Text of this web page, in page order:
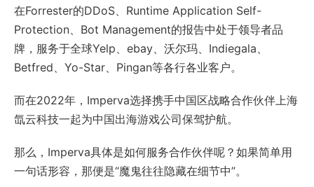
在Forrester的DDoS、Runtime Application Self-
Protection、Bot Management的报告中处于领导者品
牌，服务于全球Yelp、ebay、沃尔玛、Indiegala、
Betfred、Yo-Star、Pingan等各行各业客户。
而在2022年，Imperva选择携手中国区战略合作伙伴上海
氙云科技一起为中国出海游戏公司保驾护航。
那么，Imperva具体是如何服务合作伙伴呢？如果简单用
一句话形容，那便是“魔鬼往往隐藏在细节中”。